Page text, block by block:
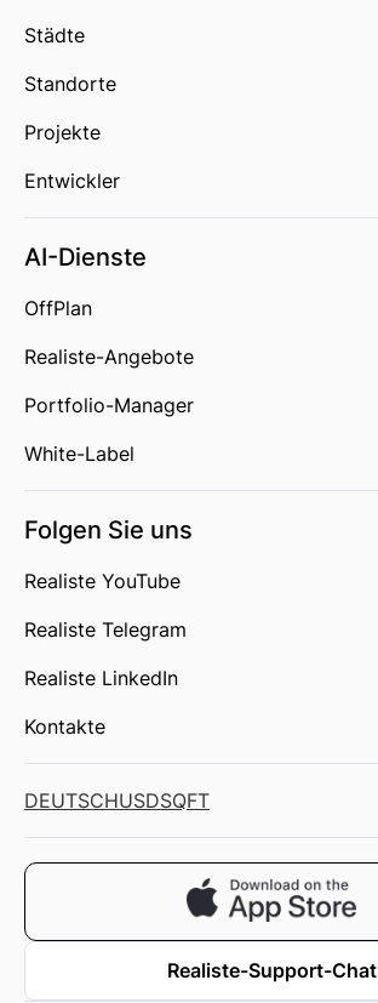
Städte
Standorte
Projekte
Entwickler
AI-Dienste
OffPlan
Realiste-Angebote
Portfolio-Manager
White-Label
Folgen Sie uns
Realiste YouTube
Realiste Telegram
Realiste LinkedIn
Kontakte
DEUTSCHUSDSQFT
Realiste-Support-Chat